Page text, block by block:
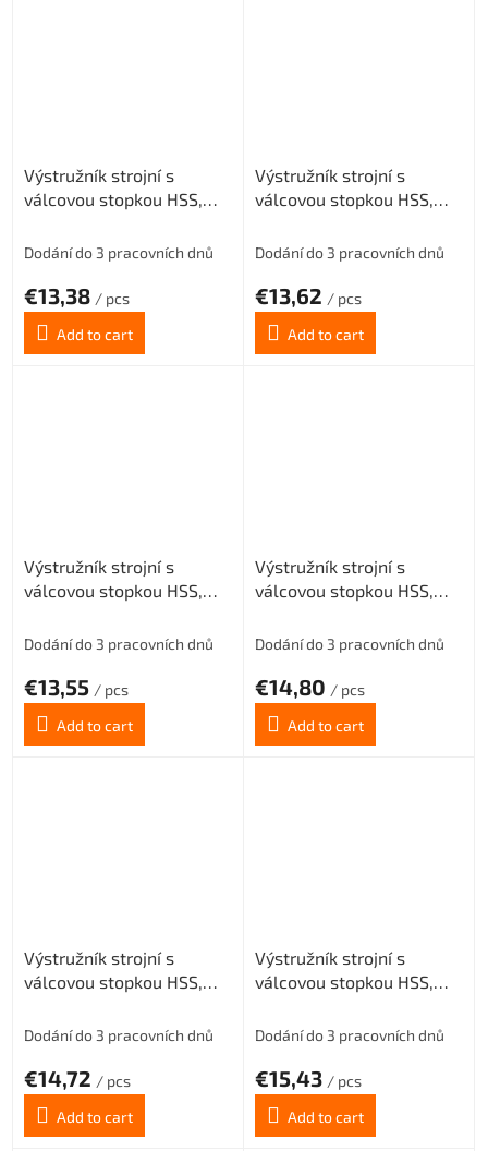
Výstružník strojní s
válcovou stopkou HSS,
Dodání do 3 pracovních dnů
€13,38 / pcs
Add to cart
Výstružník strojní s
válcovou stopkou HSS,
Dodání do 3 pracovních dnů
€13,62 / pcs
Add to cart
Výstružník strojní s
válcovou stopkou HSS,
Dodání do 3 pracovních dnů
€13,55 / pcs
Add to cart
Výstružník strojní s
válcovou stopkou HSS,
Dodání do 3 pracovních dnů
€14,80 / pcs
Add to cart
Výstružník strojní s
válcovou stopkou HSS,
Dodání do 3 pracovních dnů
€14,72 / pcs
Add to cart
Výstružník strojní s
válcovou stopkou HSS,
Dodání do 3 pracovních dnů
€15,43 / pcs
Add to cart